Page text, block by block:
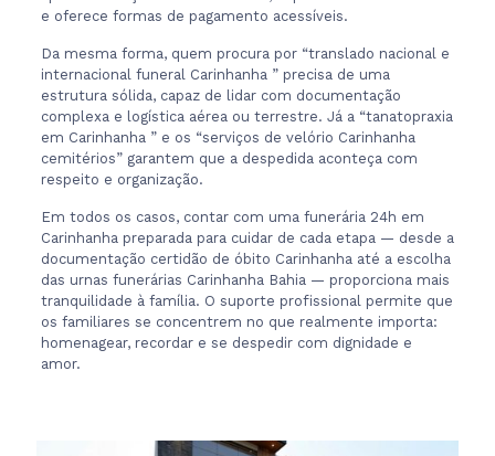
e oferece formas de pagamento acessíveis.
Da mesma forma, quem procura por “translado nacional e
internacional funeral Carinhanha ” precisa de uma
estrutura sólida, capaz de lidar com documentação
complexa e logística aérea ou terrestre. Já a “tanatopraxia
em Carinhanha ” e os “serviços de velório Carinhanha
cemitérios” garantem que a despedida aconteça com
respeito e organização.
Em todos os casos, contar com uma funerária 24h em
Carinhanha preparada para cuidar de cada etapa — desde a
documentação certidão de óbito Carinhanha até a escolha
das urnas funerárias Carinhanha Bahia — proporciona mais
tranquilidade à família. O suporte profissional permite que
os familiares se concentrem no que realmente importa:
homenagear, recordar e se despedir com dignidade e
amor.